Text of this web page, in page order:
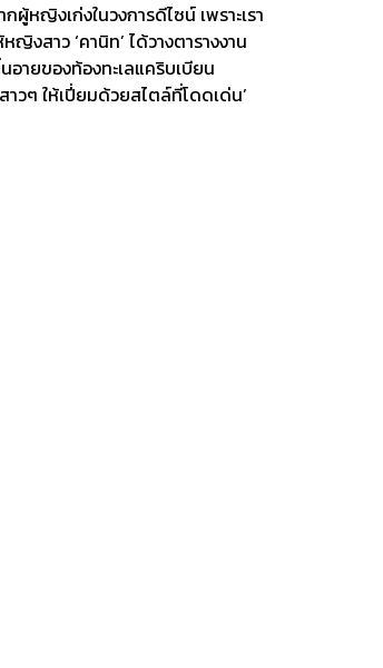
หญิงเก่งในวงการดีไซน์ เพราะเรา
งสาว ‘คานิท’ ได้วางตารางงาน
ายของท้องทะเลแคริบเบียน
วๆ ให้เปี่ยมด้วยสไตล์ที่โดดเด่น’